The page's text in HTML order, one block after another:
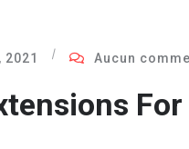
2021 Aucun